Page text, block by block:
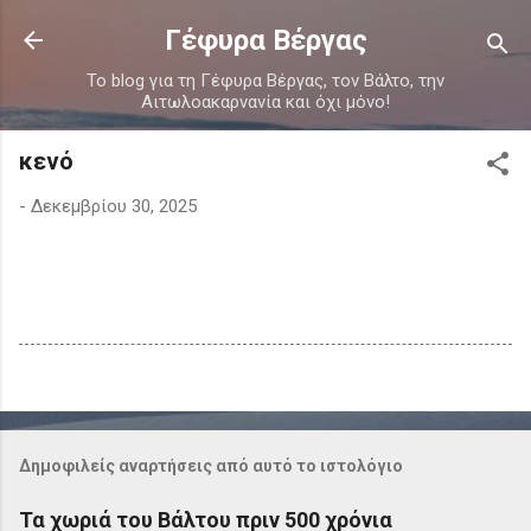
Μετάβαση στο κύριο περιεχόμενο
Γέφυρα Βέργας
Το blog για τη Γέφυρα Βέργας, τον Βάλτο, την
Αιτωλοακαρνανία και όχι μόνο!
κενό
- Δεκεμβρίου 30, 2025
Δημοφιλείς αναρτήσεις από αυτό το ιστολόγιο
Τα χωριά του Βάλτου πριν 500 χρόνια